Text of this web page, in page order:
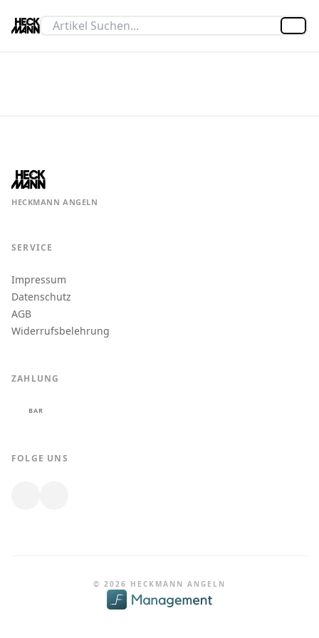
HECKMANN ANGELN
SERVICE
Impressum
Datenschutz
AGB
Widerrufsbelehrung
ZAHLUNG
BAR
FOLGE UNS
© 2026 HECKMANN ANGELN